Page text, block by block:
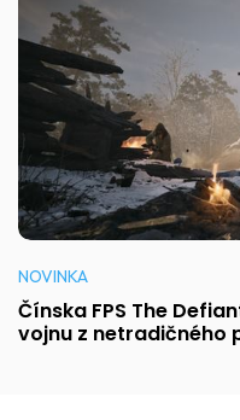
NOVINKA
Čínska FPS The
vojnu z netradičného